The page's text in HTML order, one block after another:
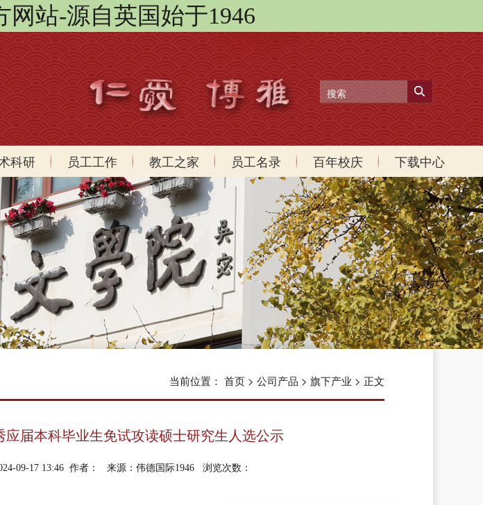
网站-源自英国始于1946
科研 员工工作 教工之家 员工名录 百年校庆 下载中心
当前位置： 首页 > 公司产品 > 旗下产业 > 正文
应届本科毕业生免试攻读硕士研究生人选公示
09-17 13:46 作者： 来源：伟德国际1946 浏览次数：